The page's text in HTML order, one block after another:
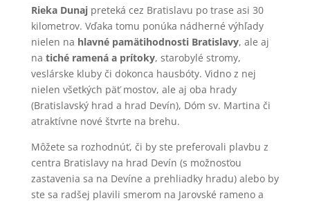
Rieka Dunajpreteká cez Bratislavu po trase asi 30
kilometrov. Vďaka tomu ponúka nádherné výhľady
nielen na hlavné pamätihodnosti Bratislavy, ale aj
na tiché ramená a prítoky, starobylé stromy,
veslárske kluby či dokonca hausbóty. Vidno z nej
nielen všetkých päť mostov, ale aj oba hrady
(Bratislavský hrad a hrad Devín), Dóm sv. Martina či
atraktívne nové štvrte na brehu.
Môžete sa rozhodnúť, či by ste preferovali plavbu z
centra Bratislavy na hrad Devín (s možnosťou
zastavenia sa na Devíne a prehliadky hradu) alebo by
ste sa radšej plavili smerom na Jarovské rameno a